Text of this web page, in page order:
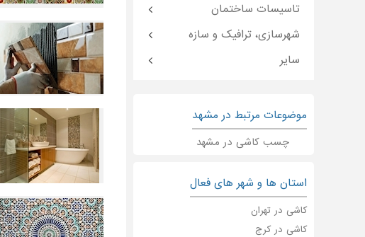
تاسیسات ساختمان
شهرسازی، ترافیک و سازه
سایر
موضوعات مرتبط در مشهد
چسب کاشی در مشهد
استان ها و شهر های فعال
کاشی در تهران
کاشی در کرج